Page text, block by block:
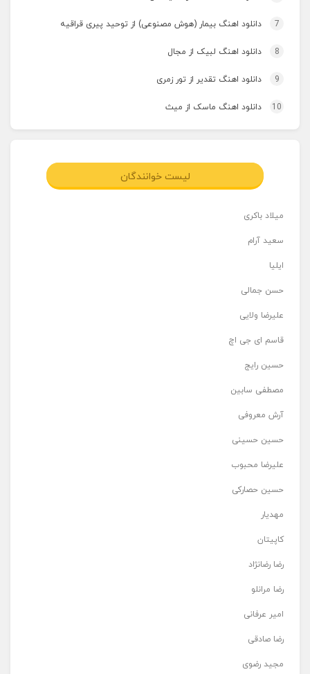
7 دانلود اهنگ بیمار (هوش مصنوعی) از توحید پیری قراقیه
8 دانلود اهنگ لبیک از مجال
9 دانلود اهنگ تقدیر از تور زمری
10 دانلود اهنگ ماسک از میث
لیست خوانندگان
میلاد باکری
سعید آرام
ایلیا
حسن جمالی
علیرضا ولایی
قاسم ای جی اچ
حسین رایج
مصطفی سابین
آرش معروفی
حسین حسینی
علیرضا محبوب
حسین حصارکی
مهدیار
کاپیتان
رضا رضانژاد
رضا مرانلو
امیر عرفانی
رضا صادقی
مجید رضوی